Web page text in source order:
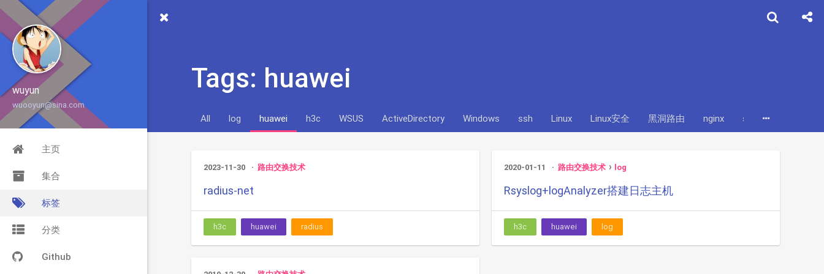
wuyun
wuooyun@sina.com
主页
集合
标签
分类
Github
Tags: huawei
All log huawei h3c WSUS ActiveDirectory Windows ssh Linux Linux安全 黑洞路由 nginx systemctl
2023-11-30 路由交换技术
radius-net
h3c huawei radius
2020-01-11 路由交换技术 log
Rsyslog+logAnalyzer搭建日志主机
h3c huawei log